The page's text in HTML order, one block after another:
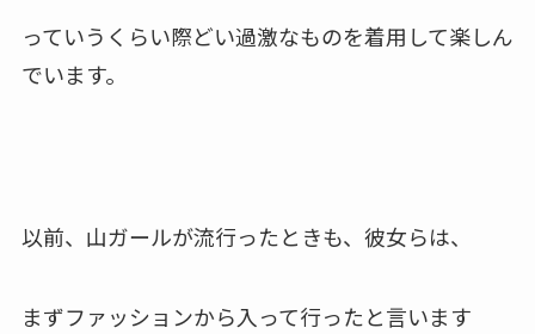
っていうくらい際どい過激なものを着用して楽しん
でいます。
以前、山ガールが流行ったときも、彼女らは、
まずファッションから入って行ったと言います